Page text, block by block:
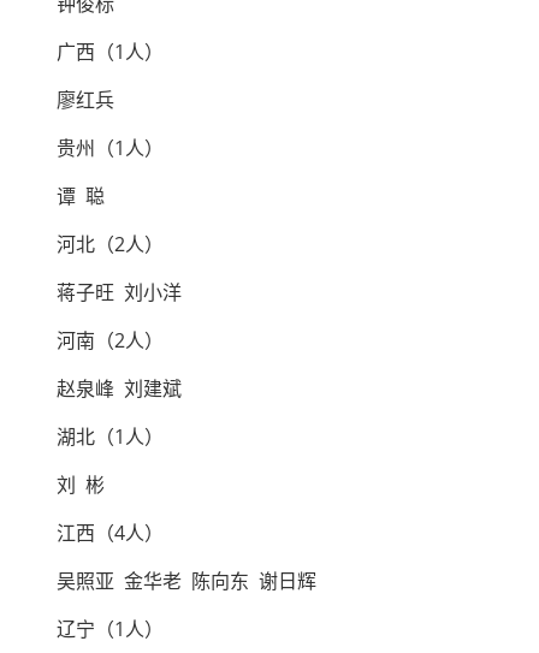
广西（1人）
廖红兵
贵州（1人）
谭 聪
河北（2人）
蒋子旺 刘小洋
河南（2人）
赵泉峰 刘建斌
湖北（1人）
刘 彬
江西（4人）
吴照亚 金华老 陈向东 谢日辉
辽宁（1人）